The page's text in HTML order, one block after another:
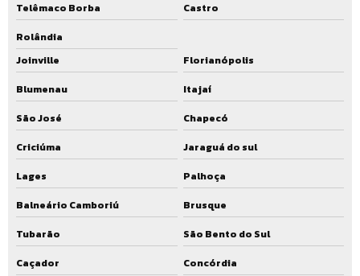
Manutenção estação de tratamento de esgoto valor
Manutenção estação de tratamento de esgoto custo
Manutenção estação de tratamento de esgoto orçamento
Manutenção estação de tratamento de água preço
Assistência técnica estação de tratamento de esgoto
Estação em aço carbono de tratamento de esgoto
Estação em aço inox de tratamento de esgoto
Biofiltro tratamento de esgoto
Reator uasb preço
Telêmaco Borba
Castro
Rolândia
Joinville
Florianópolis
Blumenau
Itajaí
São José
Chapecó
Criciúma
Jaraguá do sul
Lages
Palhoça
Balneário Camboriú
Brusque
Tubarão
São Bento do Sul
Caçador
Concórdia